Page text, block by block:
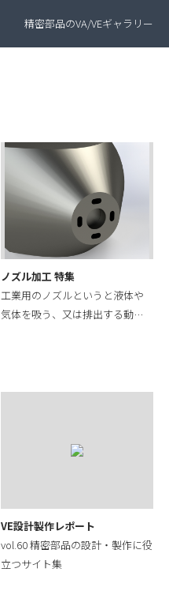
精密部品のVA/VEギャラリー
ノズル加工 特集
工業用のノズルというと液体や
気体を吸う、又は排出する動…
VE設計製作レポート
vol.60 精密部品の設計・製作に役
立つサイト集